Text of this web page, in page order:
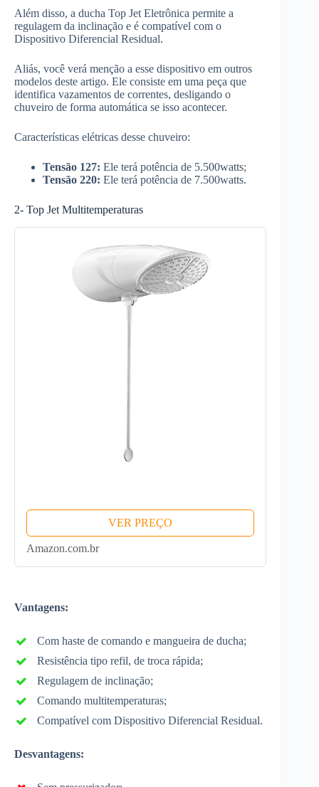
Além disso, a ducha Top Jet Eletrônica permite a
regulagem da inclinação e é compatível com o
Dispositivo Diferencial Residual.
Aliás, você verá menção a esse dispositivo em outros
modelos deste artigo. Ele consiste em uma peça que
identifica vazamentos de correntes, desligando o
chuveiro de forma automática se isso acontecer.
Características elétricas desse chuveiro:
Tensão 127: Ele terá potência de 5.500watts;
Tensão 220: Ele terá potência de 7.500watts.
2- Top Jet Multitemperaturas
VER PREÇO
Amazon.com.br
Vantagens:
Com haste de comando e mangueira de ducha;
Resistência tipo refil, de troca rápida;
Regulagem de inclinação;
Comando multitemperaturas;
Compatível com Dispositivo Diferencial Residual.
Desvantagens: